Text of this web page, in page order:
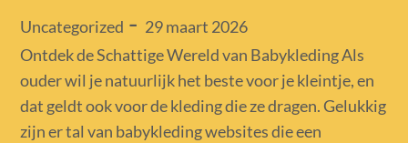
Uncategorized
Posted
on
29 maart 2026
Ontdek de Schattige Wereld van Babykleding Als
ouder wil je natuurlijk het beste voor je kleintje, en
dat geldt ook voor de kleding die ze dragen. Gelukkig
zijn er tal van babykleding websites die een